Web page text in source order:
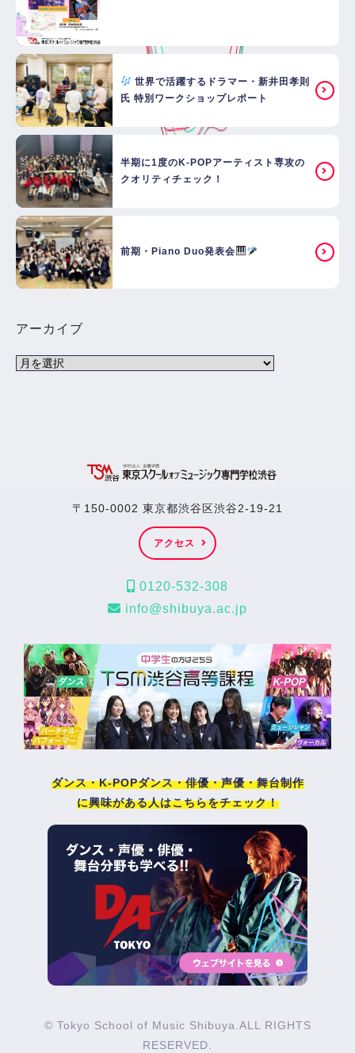
世界で活躍するドラマー・新井田孝則
氏 特別ワークショップレポート
半期に1度のK-POPアーティスト専攻の
クオリティチェック！
前期・Piano Duo発表会
アーカイブ
〒150-0002 東京都渋谷区渋谷2-19-21
アクセス
0120-532-308
info@shibuya.ac.jp
ダンス・K-POPダンス・俳優・声優・舞台制作
に興味がある人はこちらをチェック！
© Tokyo School of Music Shibuya.ALL RIGHTS
RESERVED.